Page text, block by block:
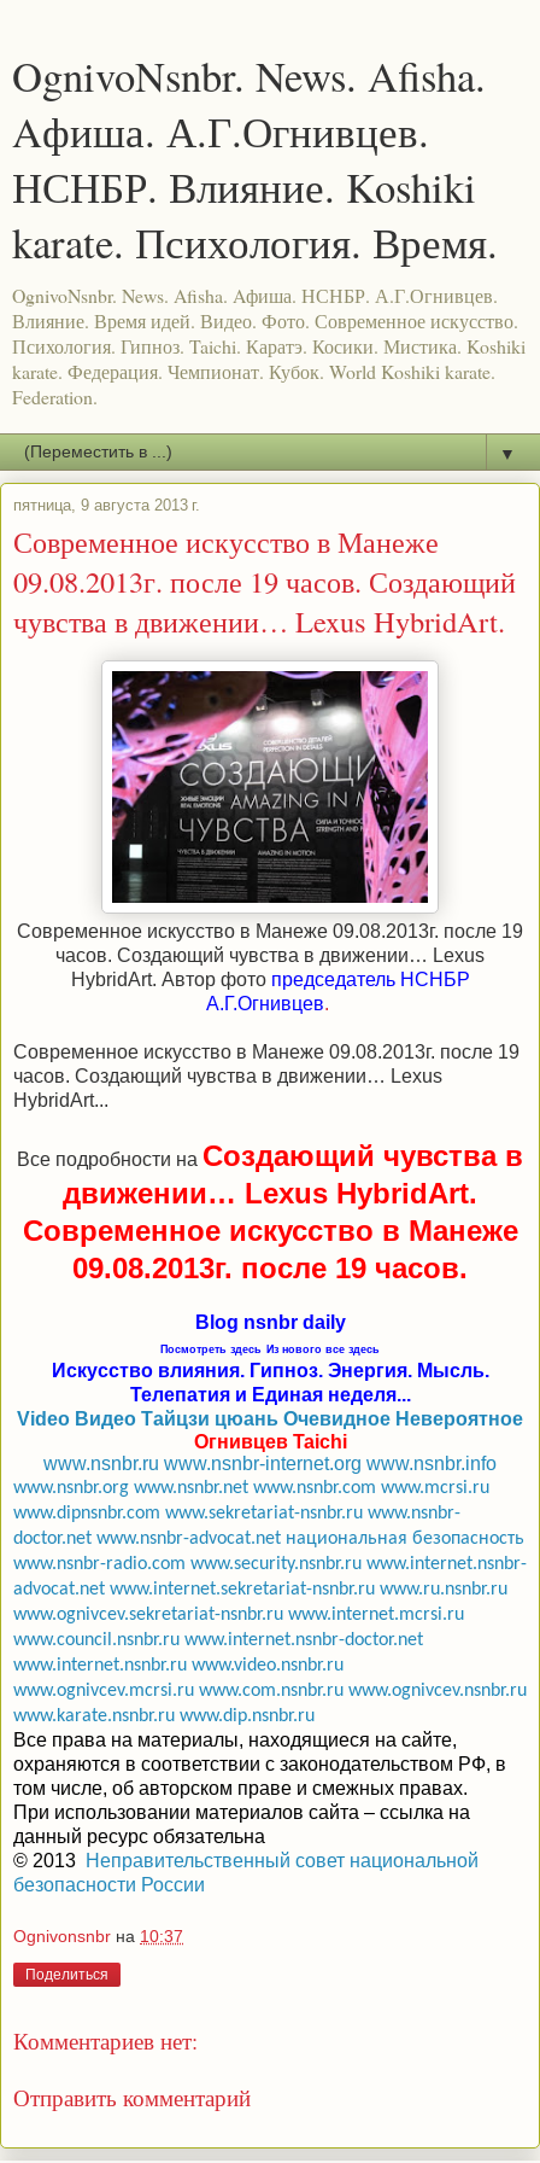
OgnivoNsnbr. News. Afisha.
Aфиша. А.Г.Огнивцев.
НСНБР. Влияние. Koshiki
karate. Психология. Время.
OgnivoNsnbr. News. Afisha. Aфиша. НСНБР. А.Г.Огнивцев.
Влияние. Время идей. Видео. Фото. Современное искусство.
Психология. Гипноз. Taichi. Каратэ. Косики. Мистика. Koshiki
karate. Федерация. Чемпионат. Кубок. World Koshiki karate.
Federation.
▼
пятница, 9 августа 2013 г.
Современное искусство в Манеже
09.08.2013г. после 19 часов. Создающий
чувства в движении… Lexus HybridArt.
Современное искусство в Манеже 09.08.2013г. после 19
часов. Создающий чувства в движении… Lexus
HybridArt. Автор фото председатель НСНБР
А.Г.Огнивцев.
Современное искусство в Манеже 09.08.2013г. после 19
часов. Создающий чувства в движении… Lexus
HybridArt...
Все подробности на Создающий чувства в
движении… Lexus HybridArt.
Современное искусство в Манеже
09.08.2013г. после 19 часов.
Blog nsnbr daily
Посмотреть здесь Из нового все здесь
Искусство влияния. Гипноз. Энергия. Мысль.
Телепатия и Единая неделя...
Video Видео Тайцзи цюань Очевидное Невероятное
Огнивцев Taichi
www.nsnbr.ru www.nsnbr-internet.org www.nsnbr.info
www.nsnbr.org www.nsnbr.net www.nsnbr.com www.mcrsi.ru
www.dipnsnbr.com www.sekretariat-nsnbr.ru www.nsnbr-
doctor.net www.nsnbr-advocat.net национальная безопасность
www.nsnbr-radio.com www.security.nsnbr.ru www.internet.nsnbr-
advocat.net www.internet.sekretariat-nsnbr.ru www.ru.nsnbr.ru
www.ognivcev.sekretariat-nsnbr.ru www.internet.mcrsi.ru
www.council.nsnbr.ru www.internet.nsnbr-doctor.net
www.internet.nsnbr.ru www.video.nsnbr.ru
www.ognivcev.mcrsi.ru www.com.nsnbr.ru www.ognivcev.nsnbr.ru
www.karate.nsnbr.ru www.dip.nsnbr.ru
Все права на материалы, находящиеся на сайте,
охраняются в соответствии с законодательством РФ, в
том числе, об авторском праве и смежных правах.
При использовании материалов сайта – ссылка на
данный ресурс обязательна
© 2013 Неправительственный совет национальной
безопасности России
Ognivonsnbr на 10:37
Поделиться
Комментариев нет:
Отправить комментарий